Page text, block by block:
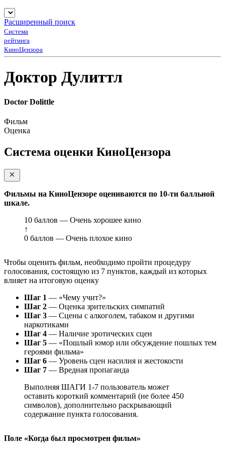
Расширенный поиск
Система
рейтинга
КиноЦензора
Доктор Дулиттл
Doctor Dolittle
Фильм
Оценка
Система оценки КиноЦензора
Фильмы на КиноЦензоре оцениваются по 10-ти балльной
шкале.
10 баллов — Очень хорошее кино
↑
0 баллов — Очень плохое кино
Чтобы оценить фильм, необходимо пройти процедуру
голосования, состоящую из 7 пунктов, каждый из которых
влияет на итоговую оценку
Шаг 1 — «Чему учит?»
Шаг 2 — Оценка зрительских симпатий
Шаг 3 — Сцены с алкоголем, табаком и другими
наркотиками
Шаг 4 — Наличие эротических сцен
Шаг 5 — «Пошлый юмор или обсуждение пошлых тем
героями фильма»
Шаг 6 — Уровень сцен насилия и жестокости
Шаг 7 — Вредная пропаганда
Выполняя ШАГИ 1-7 пользователь может
оставить короткий комментарий (не более 450
символов), дополнительно раскрывающий
содержание пункта голосования.
Поле «Когда был просмотрен фильм»